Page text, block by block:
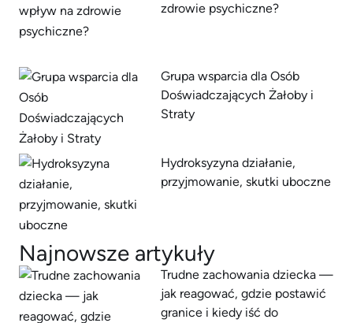
zdrowie psychiczne?
Grupa wsparcia dla Osób
Doświadczających Żałoby i
Straty
Hydroksyzyna działanie,
przyjmowanie, skutki uboczne
Najnowsze artykuły
Trudne zachowania dziecka —
jak reagować, gdzie postawić
granice i kiedy iść do